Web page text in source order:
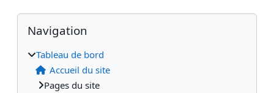
Blocs
Blocs supplémentaires
Passer Navigation
Navigation
Tableau de bord
Accueil du site
Pages du site